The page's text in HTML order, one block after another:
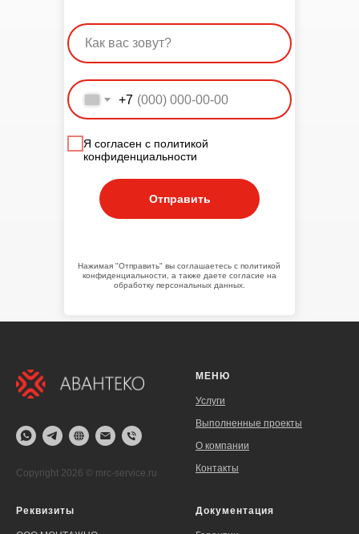
Нажимая "Отправить" вы соглашаетесь с политикой
конфиденциальности, а также даете согласие на
обработку персональных данных.
+7
Я согласен с политикой
конфиденциальности
Отправить
Copyright 2026 © mrc-service.ru
МЕНЮ
Услуги
Выполненные проекты
О компании
Контакты
Реквизиты Документация